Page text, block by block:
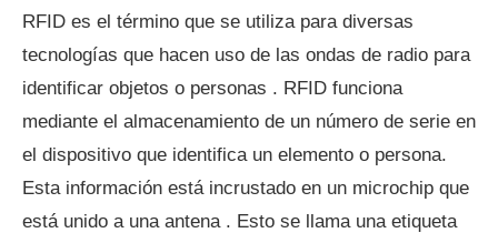
RFID es el término que se utiliza para diversas
tecnologías que hacen uso de las ondas de radio para
identificar objetos o personas . RFID funciona
mediante el almacenamiento de un número de serie en
el dispositivo que identifica un elemento o persona.
Esta información está incrustado en un microchip que
está unido a una antena . Esto se llama una etiqueta